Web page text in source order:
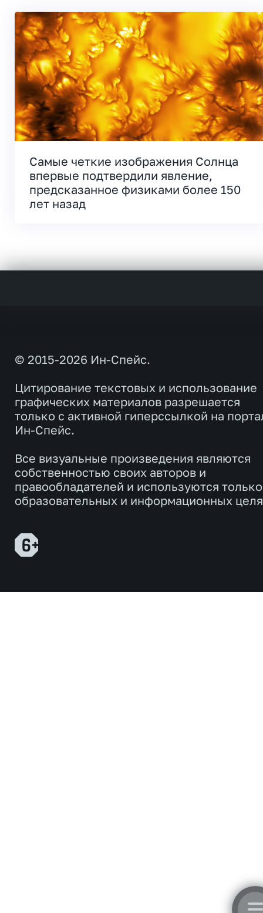
Самые четкие изображения Солнца
впервые подтвердили явление,
предсказанное физиками более 150
лет назад
© 2015-2026 Ин-Спейс.
Цитирование текстовых и использование
графических материалов разрешается
только с активной гиперссылкой на
Ин-Спейс.
Все визуальные произведения являются
собственностью своих авторов и
правообладателей и используются
образовательных и информационных